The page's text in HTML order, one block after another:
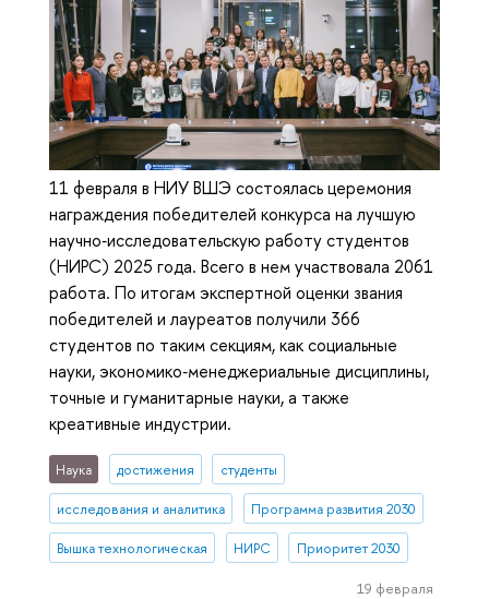
11 февраля в НИУ ВШЭ состоялась церемония
награждения победителей конкурса на лучшую
научно‑исследовательскую работу студентов
(НИРС) 2025 года. Всего в нем участвовала 2061
работа. По итогам экспертной оценки звания
победителей и лауреатов получили 366
студентов по таким секциям, как социальные
науки, экономико‑менеджериальные дисциплины,
точные и гуманитарные науки, а также
креативные индустрии.
Наука достижения студенты
исследования и аналитика Программа развития 2030
Вышка технологическая НИРС Приоритет 2030
19 февраля